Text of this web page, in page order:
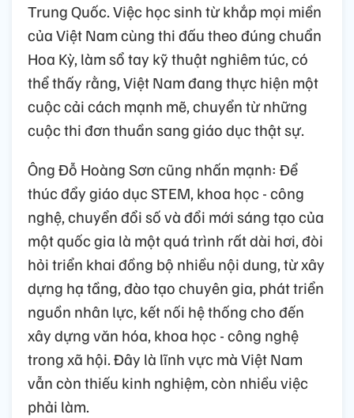
Trung Quốc. Việc học sinh từ khắp mọi miền
của Việt Nam cùng thi đấu theo đúng chuẩn
Hoa Kỳ, làm sổ tay kỹ thuật nghiêm túc, có
thể thấy rằng, Việt Nam đang thực hiện một
cuộc cải cách mạnh mẽ, chuyển từ những
cuộc thi đơn thuần sang giáo dục thật sự.
Ông Đỗ Hoàng Sơn cũng nhấn mạnh: Để
thúc đẩy giáo dục STEM, khoa học - công
nghệ, chuyển đổi số và đổi mới sáng tạo của
một quốc gia là một quá trình rất dài hơi, đòi
hỏi triển khai đồng bộ nhiều nội dung, từ xây
dựng hạ tầng, đào tạo chuyên gia, phát triển
nguồn nhân lực, kết nối hệ thống cho đến
xây dựng văn hóa, khoa học - công nghệ
trong xã hội. Đây là lĩnh vực mà Việt Nam
vẫn còn thiếu kinh nghiệm, còn nhiều việc
phải làm.